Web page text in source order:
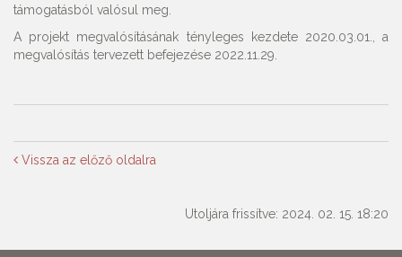
támogatásból valósul meg.
A projekt megvalósításának tényleges kezdete 2020.03.01., a
megvalósítás tervezett befejezése 2022.11.29.
Vissza az előző oldalra
Utoljára frissítve: 2024. 02. 15. 18:20